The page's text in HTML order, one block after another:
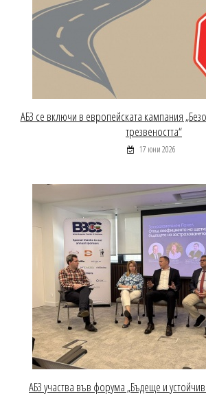
АБЗ се включи в европейската кампания
трезвеността“
17 юни 2026
АБЗ участва във форума „Бъдеще и